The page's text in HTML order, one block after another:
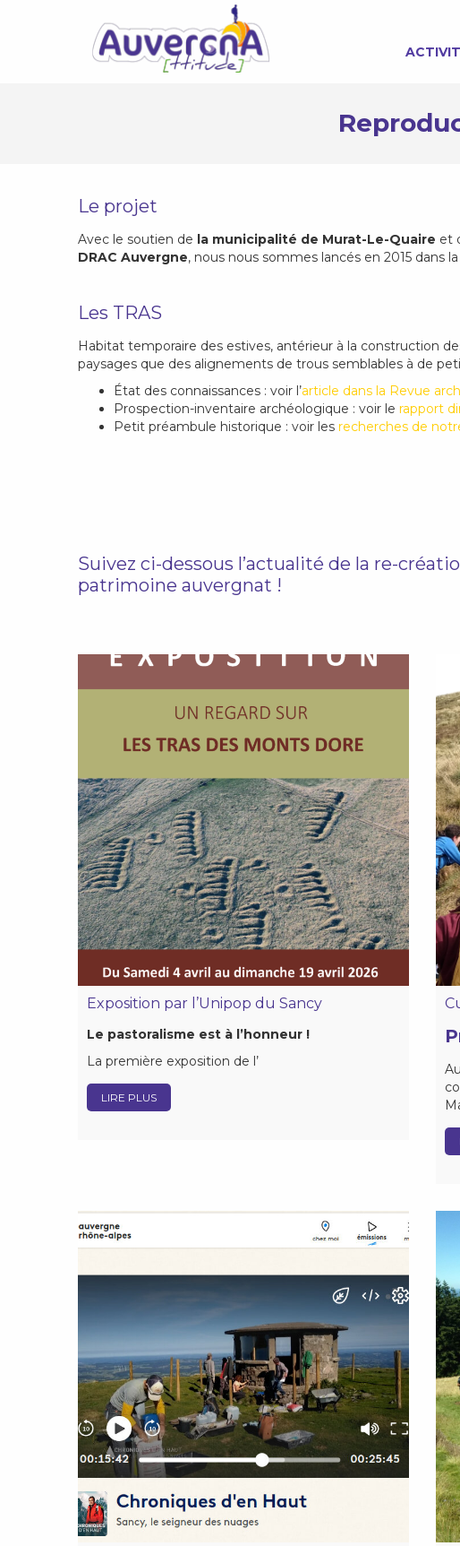
Le projet
Avec le soutien de la municipalité de Murat-Le-Quaire et
DRAC Auvergne, nous nous sommes lancés en 2015 dans la
Les TRAS
Habitat temporaire des estives, antérieur à la construction
paysages que des alignements de trous semblables à de
État des connaissances : voir l’article dans la Revue
Prospection-inventaire archéologique : voir le rapport
Petit préambule historique : voir les recherches de
Suivez ci-dessous l’actualité de la re-
patrimoine auvergnat !
Exposition par l’Unipop du Sancy
Le pastoralisme est à l’honneur !
La première exposition de l’
LIRE PLUS